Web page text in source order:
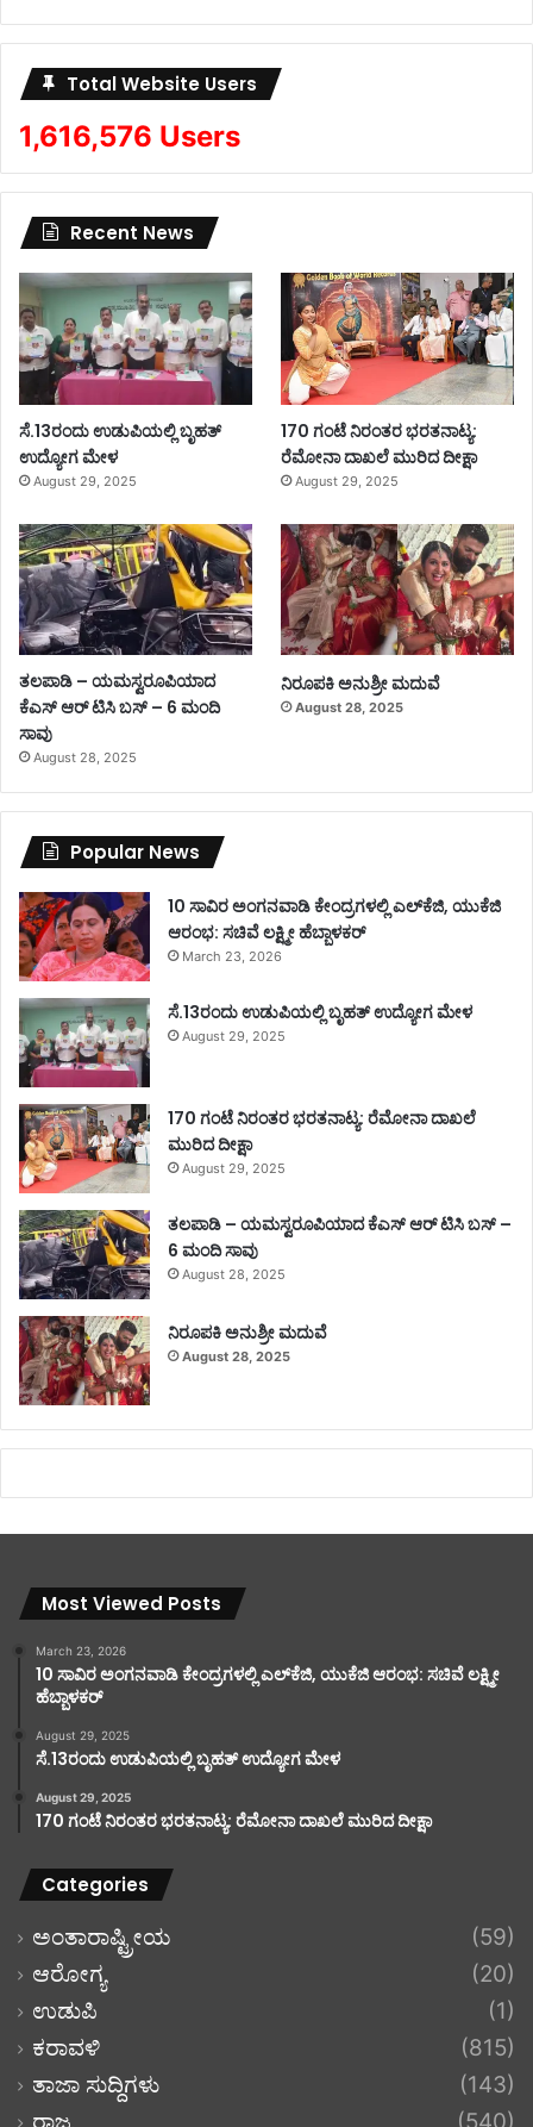
Total Website Users
1,616,576 Users
Recent News
ಸೆ.13ರಂದು ಉಡುಪಿಯಲ್ಲಿ ಬೃಹತ್
ಉದ್ಯೋಗ ಮೇಳ
August 29, 2025
170 ಗಂಟೆ ನಿರಂತರ ಭರತನಾಟ್ಯ:
ರೆಮೋನಾ ದಾಖಲೆ ಮುರಿದ ದೀಕ್ಷಾ
August 29, 2025
ತಲಪಾಡಿ – ಯಮಸ್ವರೂಪಿಯಾದ
ಕೆಎಸ್ ಆರ್ ಟಿಸಿ ಬಸ್ – 6 ಮಂದಿ
ಸಾವು
August 28, 2025
ನಿರೂಪಕಿ ಅನುಶ್ರೀ ಮದುವೆ
August 28, 2025
Popular News
10 ಸಾವಿರ ಅಂಗನವಾಡಿ ಕೇಂದ್ರಗಳಲ್ಲಿ ಎಲ್‌ಕೆಜಿ, ಯುಕೆಜಿ
ಆರಂಭ: ಸಚಿವೆ ಲಕ್ಷ್ಮೀ ಹೆಬ್ಬಾಳಕರ್
March 23, 2026
ಸೆ.13ರಂದು ಉಡುಪಿಯಲ್ಲಿ ಬೃಹತ್ ಉದ್ಯೋಗ ಮೇಳ
August 29, 2025
170 ಗಂಟೆ ನಿರಂತರ ಭರತನಾಟ್ಯ: ರೆಮೋನಾ ದಾಖಲೆ
ಮುರಿದ ದೀಕ್ಷಾ
August 29, 2025
ತಲಪಾಡಿ – ಯಮಸ್ವರೂಪಿಯಾದ ಕೆಎಸ್ ಆರ್ ಟಿಸಿ ಬಸ್ –
6 ಮಂದಿ ಸಾವು
August 28, 2025
ನಿರೂಪಕಿ ಅನುಶ್ರೀ ಮದುವೆ
August 28, 2025
Most Viewed Posts
March 23, 2026
10 ಸಾವಿರ ಅಂಗನವಾಡಿ ಕೇಂದ್ರಗಳಲ್ಲಿ ಎಲ್‌ಕೆಜಿ, ಯುಕೆಜಿ ಆರಂಭ: ಸಚಿವೆ ಲಕ್ಷ್ಮೀ
ಹೆಬ್ಬಾಳಕರ್
August 29, 2025
ಸೆ.13ರಂದು ಉಡುಪಿಯಲ್ಲಿ ಬೃಹತ್ ಉದ್ಯೋಗ ಮೇಳ
August 29, 2025
170 ಗಂಟೆ ನಿರಂತರ ಭರತನಾಟ್ಯ: ರೆಮೋನಾ ದಾಖಲೆ ಮುರಿದ ದೀಕ್ಷಾ
Categories
ಅಂತಾರಾಷ್ಟ್ರೀಯ
(59)
ಆರೋಗ್ಯ
(20)
ಉಡುಪಿ
(1)
ಕರಾವಳಿ
(815)
ತಾಜಾ ಸುದ್ದಿಗಳು
(143)
ರಾಜ್ಯ
(540)